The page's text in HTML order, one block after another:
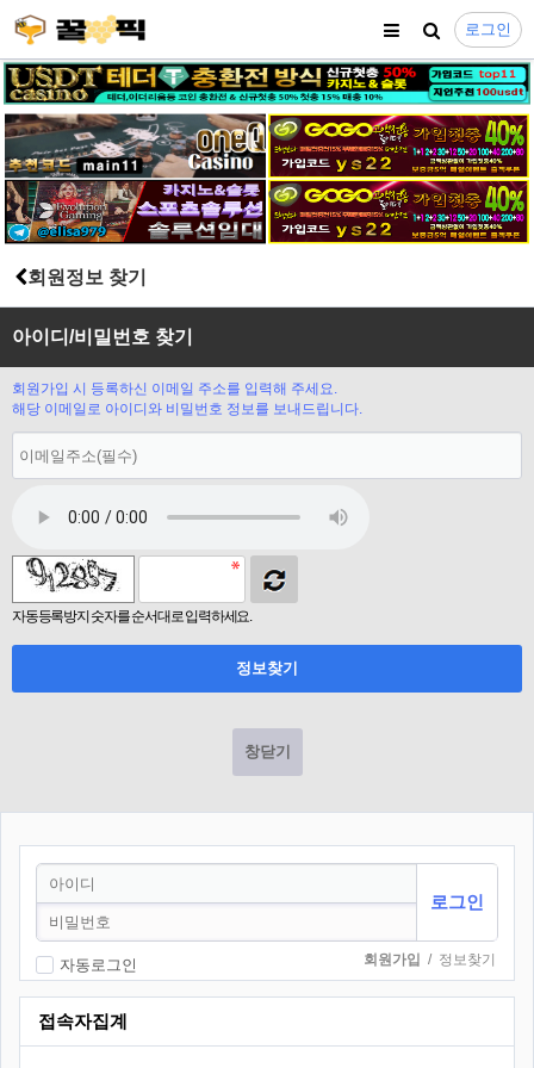
로그인
회원정보 찾기
아이디/비밀번호 찾기
회원가입 시 등록하신 이메일 주소를 입력해 주세요.
해당 이메일로 아이디와 비밀번호 정보를 보내드립니다.
자동등록방지 숫자를 순서대로 입력하세요.
창닫기
자동로그인 회원가입 / 정보찾기
접속자집계